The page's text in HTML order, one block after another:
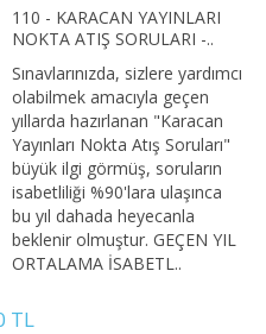
110 - KARACAN YAYINLARI
NOKTA ATIŞ SORULARI -..
Sınavlarınızda, sizlere yardımcı
olabilmek amacıyla geçen
yıllarda hazırlanan "Karacan
Yayınları Nokta Atış Soruları"
büyük ilgi görmüş, soruların
isabetliliği %90'lara ulaşınca
bu yıl dahada heyecanla
beklenir olmuştur. GEÇEN YIL
ORTALAMA İSABETL..
TL